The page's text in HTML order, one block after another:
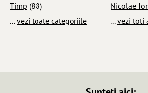
Timp (88)
...vezi toate categoriile
Nicolae
...vezi toti